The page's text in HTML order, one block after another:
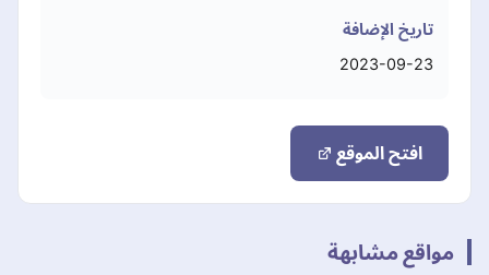
تاريخ الإضافة
2023-09-23
افتح الموقع
مواقع مشابهة